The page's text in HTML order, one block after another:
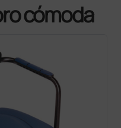
cómoda